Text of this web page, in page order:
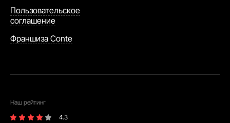
Пользовательское
соглашение
Франшиза Conte
Наш рейтинг
4.3